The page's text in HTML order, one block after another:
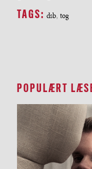
TAGS: dsb, tog
POPULÆRT